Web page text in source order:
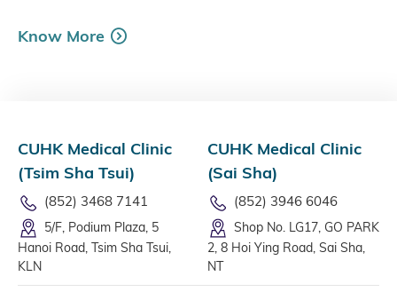
Know More
CUHK Medical Clinic
(Tsim Sha Tsui)
(852) 3468 7141
5/F, Podium Plaza, 5
Hanoi Road, Tsim Sha Tsui,
KLN
CUHK Medical Clinic
(Sai Sha)
(852) 3946 6046
Shop No. LG17, GO PARK
2, 8 Hoi Ying Road, Sai Sha,
NT